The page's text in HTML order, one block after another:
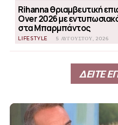
Rihanna θριαμβευτική
Over 2026 με
στα Μπαρμπάντος
LIFESTYLE 5 ΑΥΓΟΎΣΤΟΥ, 2026
ΔΕΙΤΕ